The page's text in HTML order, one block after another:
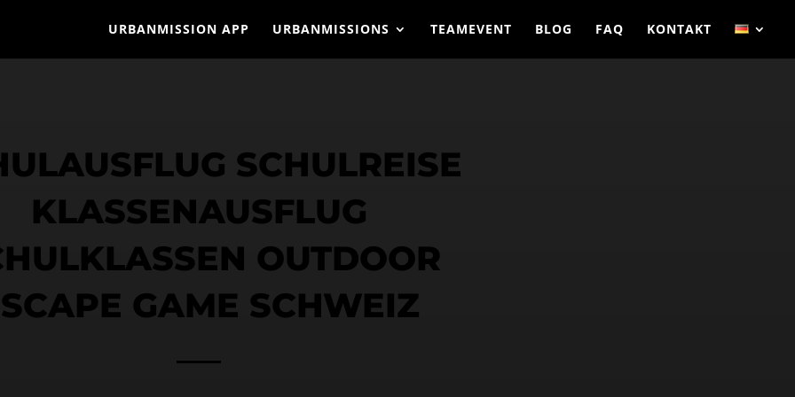
URBANMISSION APP URBANMISSIONS TEAMEVENT BLOG FAQ KONTAKT
SCHULREISE
KLASSENAUSFLUG
OUTDOOR
GAME SCHWEIZ